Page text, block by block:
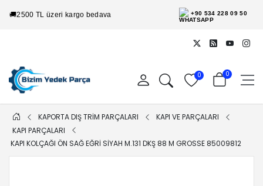
🚚2500 TL üzeri kargo bedava +90 534 228 09 50
0 0
KAPORTA DIŞ TRİM PARÇALARI
KAPI VE PARÇALARI
KAPI PARÇALARI
KAPI KOLÇAĞI ÖN SAĞ EĞRI SIYAH M.131 DKŞ 88 M GROSSE 85009812